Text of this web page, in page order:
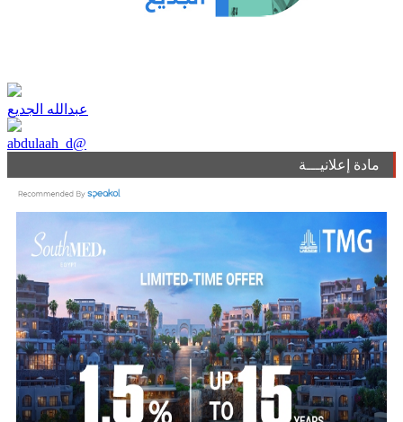
عبدالله الجديع
abdulaah_d@
مادة إعلانيـــة